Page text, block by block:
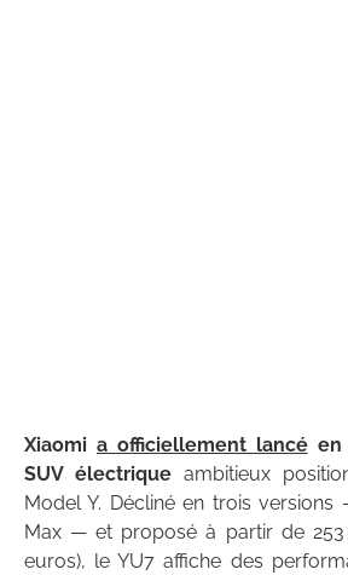
Xiaomi a officiellement lancéen
SUV électrique ambitieux
Model Y. Décliné en trois
Max — et proposé à partir de 253
euros), le YU7 affiche des